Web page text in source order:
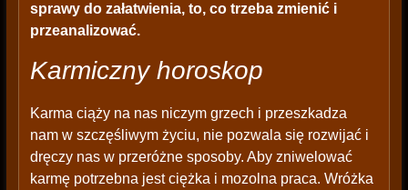
sprawy do załatwienia, to, co trzeba zmienić i
przeanalizować.
Karmiczny horoskop
Karma ciąży na nas niczym grzech i przeszkadza
nam w szczęśliwym życiu, nie pozwala się rozwijać i
dręczy nas w przeróżne sposoby. Aby zniwelować
karmę potrzebna jest ciężka i mozolna praca. Wróżka